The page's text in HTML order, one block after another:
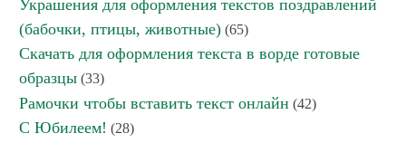
Украшения для оформления текстов поздравлений
(бабочки, птицы, животные) (65)
Скачать для оформления текста в ворде готовые
образцы (33)
Рамочки чтобы вставить текст онлайн (42)
С Юбилеем! (28)